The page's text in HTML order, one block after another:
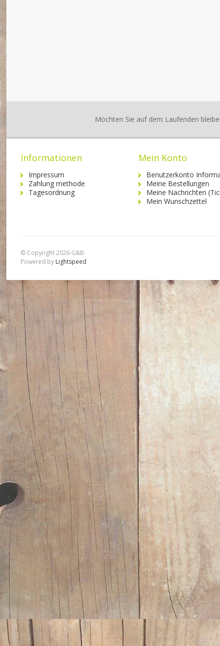
Möchten Sie auf dem Laufenden
Informationen
Impressum
Zahlung methode
Tagesordnung
Mein Konto
Benutzerkonto
Meine Bestellungen
Meine Nachrichten
Mein Wunschzettel
© Copyright 2026 G&B
Powered by Lightspeed